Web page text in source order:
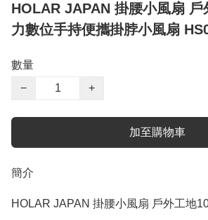
HOLAR JAPAN 掛腰小風扇 戶
力數位手持便攜掛脖小風扇
數量
−
+
加至購物車
簡介
HOLAR JAPAN 掛腰小風扇 戶外工地